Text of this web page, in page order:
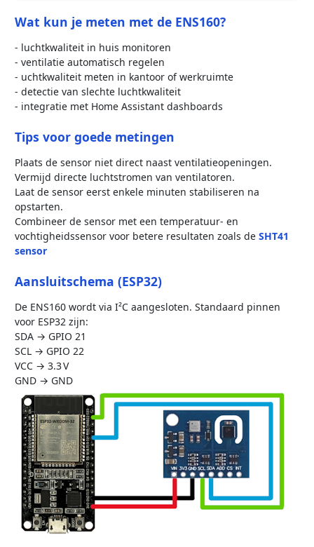
Wat kun je meten met de ENS160?
- luchtkwaliteit in huis monitoren
- ventilatie automatisch regelen
- uchtkwaliteit meten in kantoor of werkruimte
- detectie van slechte luchtkwaliteit
- integratie met Home Assistant dashboards
Tips voor goede metingen
Plaats de sensor niet direct naast ventilatieopeningen.
Vermijd directe luchtstromen van ventilatoren.
Laat de sensor eerst enkele minuten stabiliseren na
opstarten.
Combineer de sensor met een temperatuur- en
vochtigheidssensor voor betere resultaten zoals de SHT41
sensor
Aansluitschema (ESP32)
De ENS160 wordt via I²C aangesloten. Standaard pinnen
voor ESP32 zijn:
SDA → GPIO 21
SCL → GPIO 22
VCC → 3.3 V
GND → GND